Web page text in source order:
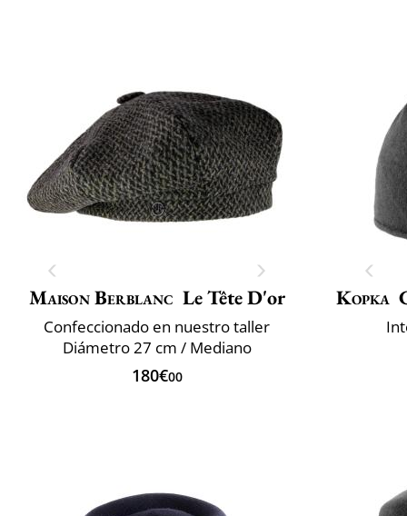
Maison Berblanc Le Tête D'or
Confeccionado en nuestro taller
Diámetro 27 cm / Mediano
180€00
Kopka